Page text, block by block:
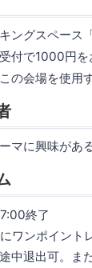
ングスペース
付で1000円を
の会場を使用
マに興味があ
終了
ワンポイント
中退出可。ま